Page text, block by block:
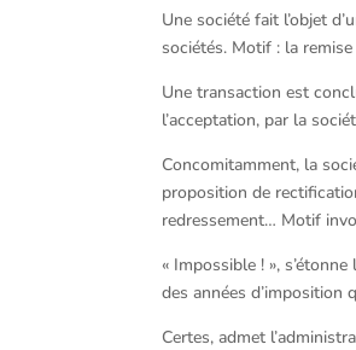
Une société fait l’objet
sociétés. Motif : la
Une transaction est
l’acceptation, par la
Concomitamment, la
proposition de
redressement… Motif
« Impossible ! »,
des années d’imposition
Certes, admet